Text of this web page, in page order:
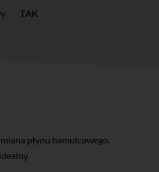
TAK
płynu hamulcowego.